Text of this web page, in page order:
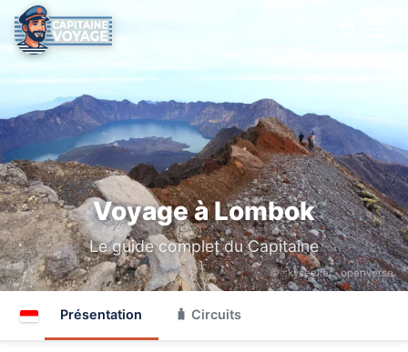
Voyage à Lombok
Le guide complet du Capitaine
© skyseeker ·openverse
Présentation 🧳 Circuits